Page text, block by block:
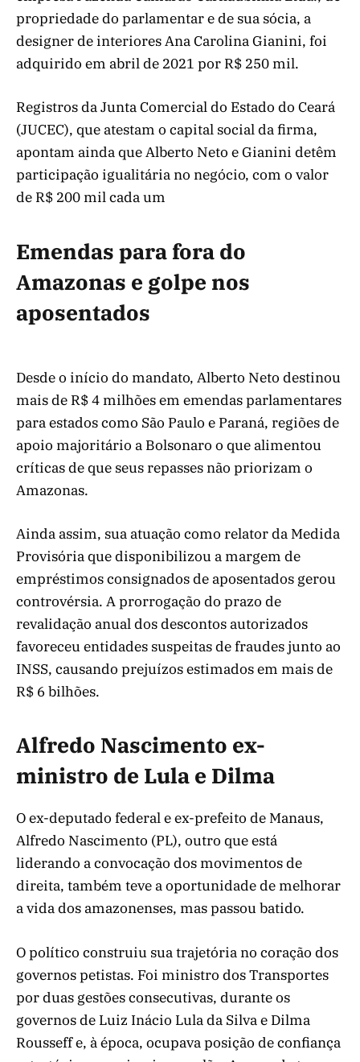
propriedade do parlamentar e de sua sócia, a
designer de interiores Ana Carolina Gianini, foi
adquirido em abril de 2021 por R$ 250 mil.
Registros da Junta Comercial do Estado do Ceará
(JUCEC), que atestam o capital social da firma,
apontam ainda que Alberto Neto e Gianini detêm
participação igualitária no negócio, com o valor
de R$ 200 mil cada um
Emendas para fora do
Amazonas e golpe nos
aposentados
Desde o início do mandato, Alberto Neto destinou
mais de R$ 4 milhões em emendas parlamentares
para estados como São Paulo e Paraná, regiões de
apoio majoritário a Bolsonaro o que alimentou
críticas de que seus repasses não priorizam o
Amazonas.
Ainda assim, sua atuação como relator da Medida
Provisória que disponibilizou a margem de
empréstimos consignados de aposentados gerou
controvérsia. A prorrogação do prazo de
revalidação anual dos descontos autorizados
favoreceu entidades suspeitas de fraudes junto ao
INSS, causando prejuízos estimados em mais de
R$ 6 bilhões.
Alfredo Nascimento ex-
ministro de Lula e Dilma
O ex-deputado federal e ex-prefeito de Manaus,
Alfredo Nascimento (PL), outro que está
liderando a convocação dos movimentos de
direita, também teve a oportunidade de melhorar
a vida dos amazonenses, mas passou batido.
O político construiu sua trajetória no coração dos
governos petistas. Foi ministro dos Transportes
por duas gestões consecutivas, durante os
governos de Luiz Inácio Lula da Silva e Dilma
Rousseff e, à época, ocupava posição de confiança